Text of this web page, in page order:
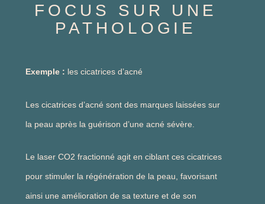
FOCUS SUR UNE
PATHOLOGIE
Exemple : les cicatrices d’acné
Les cicatrices d’acné sont des marques laissées sur
la peau après la guérison d’une acné sévère.
Le laser CO2 fractionné agit en ciblant ces cicatrices
pour stimuler la régénération de la peau, favorisant
ainsi une amélioration de sa texture et de son